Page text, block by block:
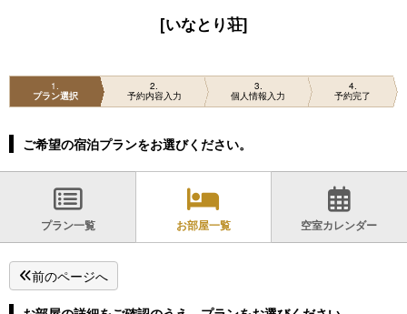
[いなとり荘]
1
プラン選択
2
予約内容入力
3
個人情報入力
4
予約完了
ご希望の宿泊プランをお選びください。
プラン一覧 お部屋一覧 空室カレンダー
前のページへ